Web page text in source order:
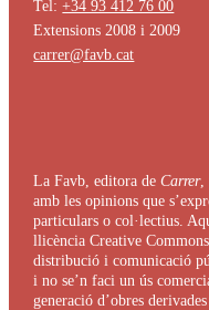
Tel:+34 93 412 76 00
Extensions 2008 i 2009
carrer@favb.cat
LaFavb , editora deCarrer,
amb les opinions que
particulars o col·lectius.
llicència Creative
distribució i comunicació
i no se’n faci un ús
generació d’obres derivades